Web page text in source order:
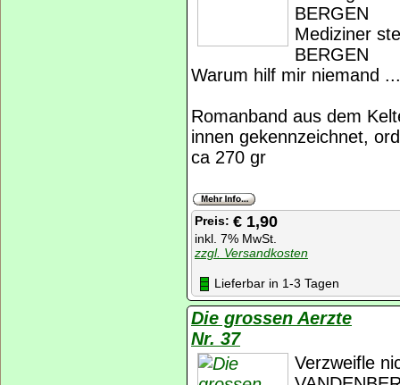
BERGEN
Mediziner
BERGEN
Warum hilf mir niemand
Romanband aus dem
innen gekennzeichnet,
ca 270 gr
Preis: € 1,90
inkl. 7% MwSt.
zzgl. Versandkosten
Lieferbar in 1-3 Tagen
Die grossen Aerzte
Nr. 37
Verzweifle